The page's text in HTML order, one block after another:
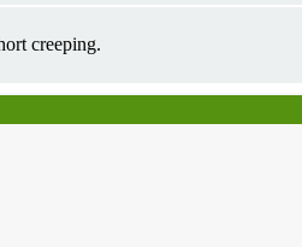
creeping.